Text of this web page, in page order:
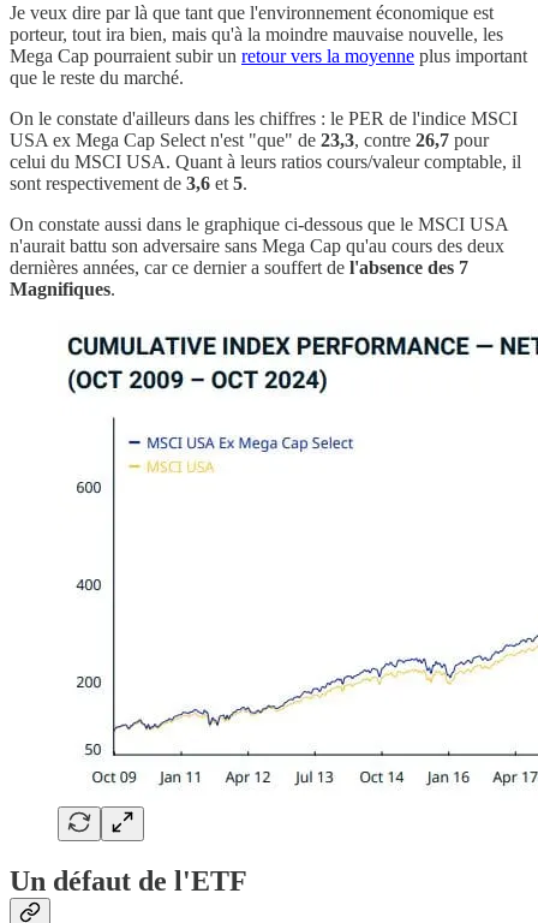
Je veux dire par là que tant que l'environnement économique est
porteur, tout ira bien, mais qu'à la moindre mauvaise nouvelle, les
Mega Cap pourraient subir un retour vers la moyenne plus important
que le reste du marché.
On le constate d'ailleurs dans les chiffres : le PER de l'indice MSCI
USA ex Mega Cap Select n'est "que" de 23,3, contre 26,7 pour
celui du MSCI USA. Quant à leurs ratios cours/valeur comptable, il
sont respectivement de 3,6 et 5.
On constate aussi dans le graphique ci-dessous que le MSCI USA
n'aurait battu son adversaire sans Mega Cap qu'au cours des deux
dernières années, car ce dernier a souffert de l'absence des 7
Magnifiques.
Un défaut de l'ETF